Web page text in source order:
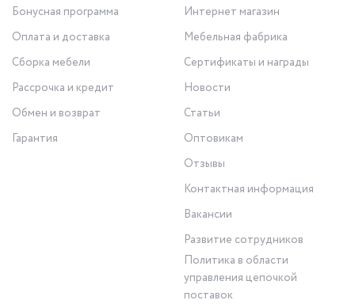
Бонусная программа
Оплата и доставка
Сборка мебели
Рассрочка и кредит
Обмен и возврат
Гарантия
Интернет магазин
Мебельная фабрика
Сертификаты и награды
Новости
Статьи
Оптовикам
Отзывы
Контактная информация
Вакансии
Развитие сотрудников
Политика в области
управления цепочкой
поставок